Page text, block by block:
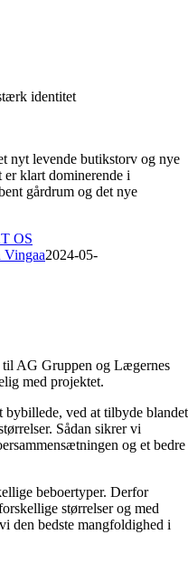
identitet
nyt levende butikstorv og nye
er klart dominerende i
gårdrum og det nye
OS
Vingaa2024-05-
AG Gruppen og Lægernes
med projektet.
bybillede, ved at tilbyde blandet
Sådan sikrer vi
og et bedre
beboertyper. Derfor
størrelser og med
den bedste mangfoldighed i